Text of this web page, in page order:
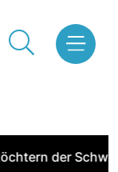
der Schweiz